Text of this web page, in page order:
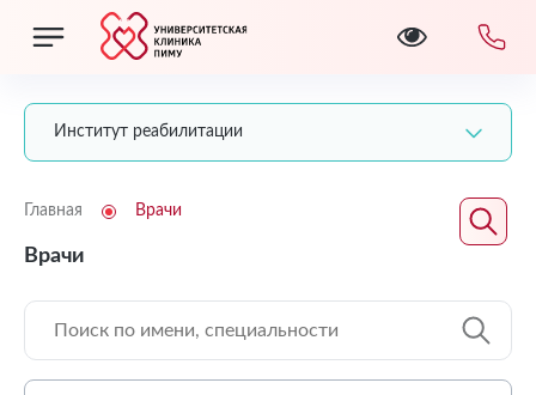
Институт реабилитации
Главная Врачи
Врачи